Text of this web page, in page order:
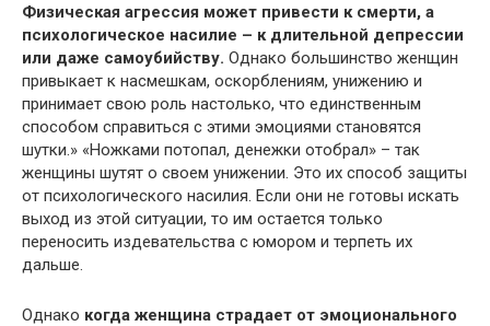
Физическая агрессия может привести к смерти, а
психологическое насилие – к длительной депрессии
или даже самоубийству. Однако большинство женщин
привыкает к насмешкам, оскорблениям, унижению и
принимает свою роль настолько, что единственным
способом справиться с этими эмоциями становятся
шутки.» «Ножками потопал, денежки отобрал» – так
женщины шутят о своем унижении. Это их способ защиты
от психологического насилия. Если они не готовы искать
выход из этой ситуации, то им остается только
переносить издевательства с юмором и терпеть их
дальше.
Однако когда женщина страдает от эмоционального